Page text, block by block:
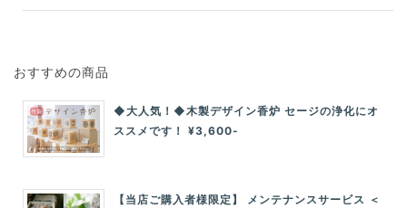
おすすめの商品
◆大人気！◆木製デザイン香炉 セージの浄化にオ
ススメです！ ¥3,600-
【当店ご購入者様限定】 メンテナンスサービス ＜